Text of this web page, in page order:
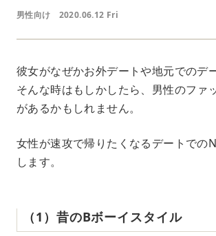
男性向け 2020.06.12 Fri
彼女がなぜかお外デートや地元でのデ
そんな時はもしかしたら、男性のファ
があるかもしれません。
女性が速攻で帰りたくなるデートでの
します。
（1）昔のBボーイスタイル